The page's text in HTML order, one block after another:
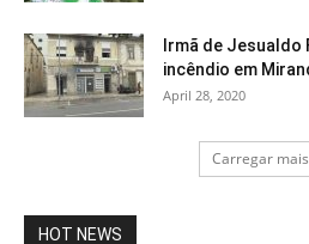
Irmã de
incêndio em
April 28, 2020
Carregar mais
HOT NEWS